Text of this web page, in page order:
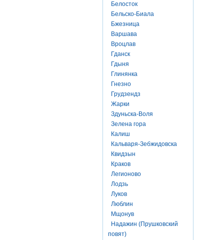
Белосток
Бельско-Биала
Бжезница
Варшава
Вроцлав
Гданск
Гдыня
Глинянка
Гнезно
Грудзендз
Жарки
Здуньска-Воля
Зелена гора
Калиш
Кальваря-Зебжидовска
Квидзын
Краков
Легионово
Лодзь
Луков
Люблин
Мщонув
Надажин (Прушковский
повят)